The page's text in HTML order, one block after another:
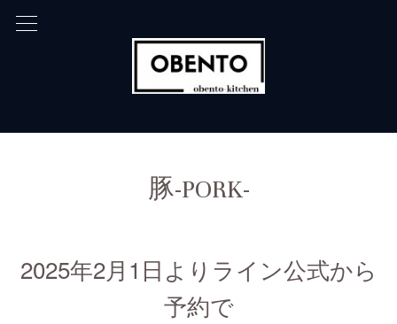
豚-PORK-
2025年2月1日よりライン公式から
予約で